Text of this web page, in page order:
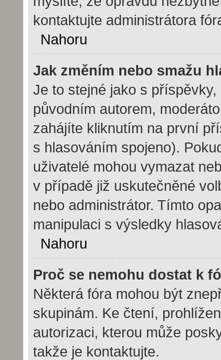
kontaktujte administrátora
Nahoru
Jak změním nebo smažu
Je to stejné jako s
původním autorem,
zahájíte kliknutím na první
s hlasováním spojeno).
uživatelé mohou vymazat
v případě již uskutečněné
nebo administrátor. Tímto
manipulaci s výsledky
Nahoru
Proč se nemohu dostat k
Některá fóra mohou být
skupinám. Ke čtení,
autorizaci, kterou může
takže je kontaktujte.